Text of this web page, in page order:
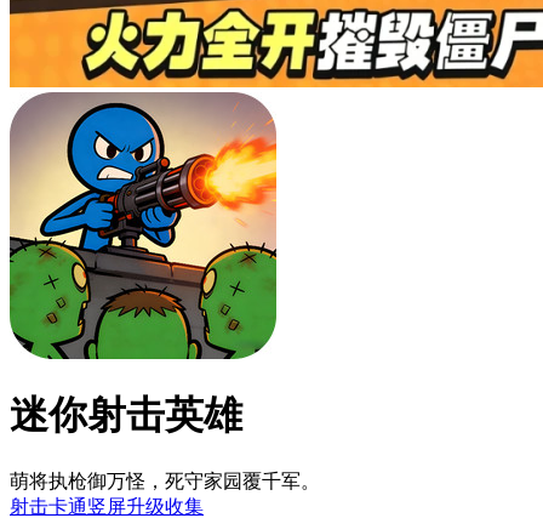
迷你射击英雄
萌将执枪御万怪，死守家园覆千军。
射击卡通竖屏升级收集